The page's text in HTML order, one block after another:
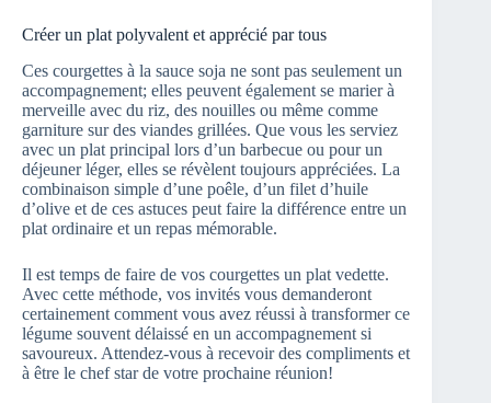
Créer un plat polyvalent et apprécié par tous
Ces courgettes à la sauce soja ne sont pas seulement un
accompagnement; elles peuvent également se marier à
merveille avec du riz, des nouilles ou même comme
garniture sur des viandes grillées. Que vous les serviez
avec un plat principal lors d’un barbecue ou pour un
déjeuner léger, elles se révèlent toujours appréciées. La
combinaison simple d’une poêle, d’un filet d’huile
d’olive et de ces astuces peut faire la différence entre un
plat ordinaire et un repas mémorable.
Il est temps de faire de vos courgettes un plat vedette.
Avec cette méthode, vos invités vous demanderont
certainement comment vous avez réussi à transformer ce
légume souvent délaissé en un accompagnement si
savoureux. Attendez-vous à recevoir des compliments et
à être le chef star de votre prochaine réunion!